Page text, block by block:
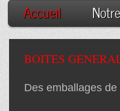
Accueil
BOITES
Des emballages